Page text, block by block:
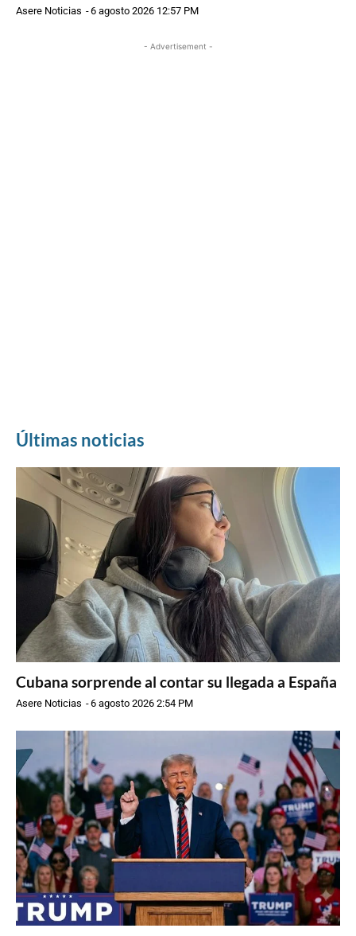
Asere Noticias -6 agosto 2026 12:57 PM
- Advertisement -
Últimas noticias
Cubana sorprende al contar su llegada a España
Asere Noticias -6 agosto 2026 2:54 PM